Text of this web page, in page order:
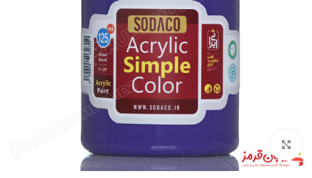
بزرگنمایی تصویر